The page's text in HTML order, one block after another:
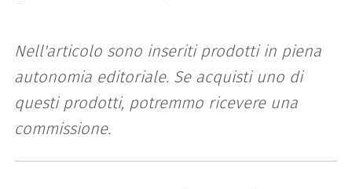
Nell'articolo sono inseriti prodotti in piena
autonomia editoriale. Se acquisti uno di
questi prodotti, potremmo ricevere una
commissione.